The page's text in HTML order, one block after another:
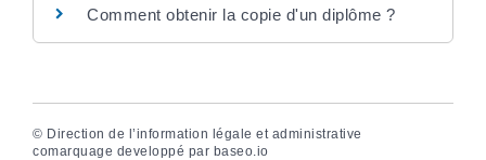
Comment obtenir la copie d'un diplôme ?
© Direction de l’information légale et administrative
comarquage developpé par baseo.io